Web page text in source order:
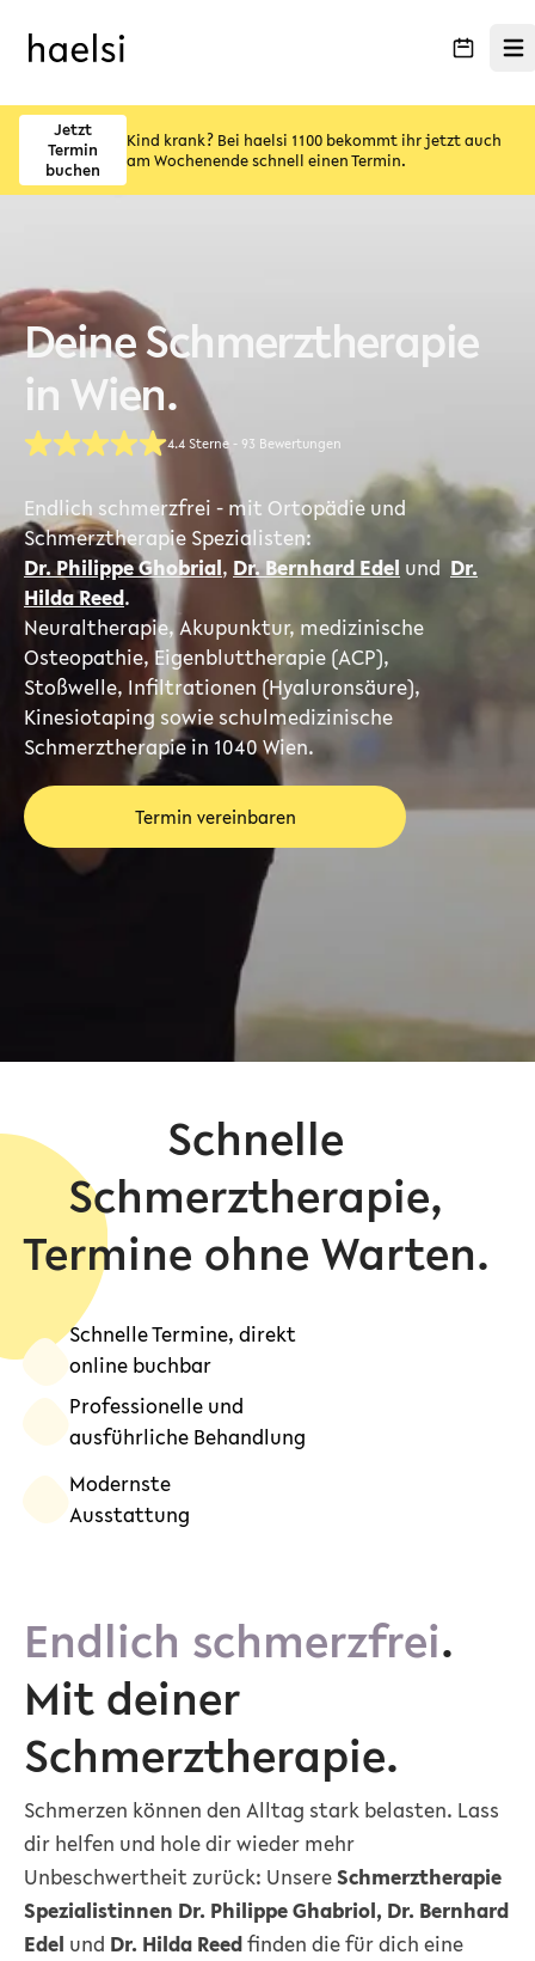
Jetzt
Termin
buchen
Kind krank? Bei haelsi 1100 bekommt ihr jetzt auch
am Wochenende schnell einen Termin.
Deine Schmerztherapie
in Wien.
4.4 Sterne - 93 Bewertungen
Endlich schmerzfrei - mit Ortopädie und
Schmerztherapie Spezialisten:
Dr. Philippe Ghobrial, Dr. Bernhard Edel und Dr.
Hilda Reed.
Neuraltherapie, Akupunktur, medizinische
Osteopathie, Eigenbluttherapie (ACP),
Stoßwelle, Infiltrationen (Hyaluronsäure),
Kinesiotaping sowie schulmedizinische
Schmerztherapie in 1040 Wien.
Termin vereinbaren
Schnelle
Schmerztherapie,
Termine ohne Warten.
Schnelle Termine, direkt
online buchbar
Professionelle und
ausführliche Behandlung
Modernste
Ausstattung
Endlich schmerzfrei.
Mit deiner
Schmerztherapie.
Schmerzen können den Alltag stark belasten. Lass
dir helfen und hole dir wieder mehr
Unbeschwertheit zurück: UnsereSchmerztherapie
Spezialistinnen Dr. Philippe Ghabriol, Dr. Bernhard
Edel und Dr. Hilda Reedfinden die für dich eine